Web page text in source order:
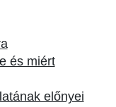
és miért
előnyei